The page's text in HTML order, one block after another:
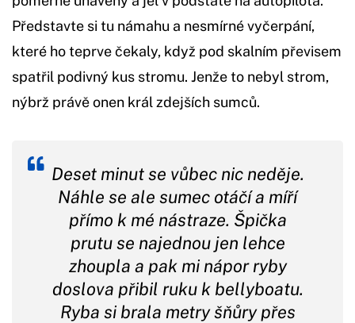
Představte si tu námahu a nesmírné vyčerpání,
které ho teprve čekaly, když pod skalním převisem
spatřil podivný kus stromu. Jenže to nebyl strom,
nýbrž právě onen král zdejších sumců.
Deset minut se vůbec nic neděje.
Náhle se ale sumec otáčí a míří
přímo k mé nástraze. Špička
prutu se najednou jen lehce
zhoupla a pak mi nápor ryby
doslova přibil ruku k bellyboatu.
Ryba si brala metry šňůry přes